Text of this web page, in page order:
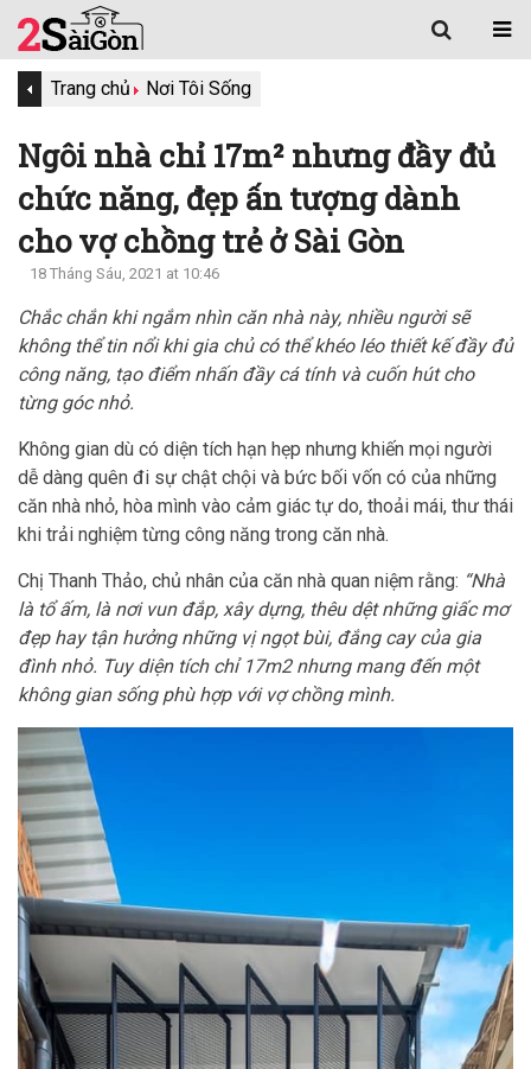
Trang chủ Nơi Tôi Sống
Ngôi nhà chỉ 17m² nhưng đầy đủ
chức năng, đẹp ấn tượng dành
cho vợ chồng trẻ ở Sài Gòn
18 Tháng Sáu, 2021 at 10:46
Chắc chắn khi ngắm nhìn căn nhà này, nhiều người sẽ
không thể tin nổi khi gia chủ có thể khéo léo thiết kế đầy đủ
công năng, tạo điểm nhấn đầy cá tính và cuốn hút cho
từng góc nhỏ.
Không gian dù có diện tích hạn hẹp nhưng khiến mọi người
dễ dàng quên đi sự chật chội và bức bối vốn có của những
căn nhà nhỏ, hòa mình vào cảm giác tự do, thoải mái, thư thái
khi trải nghiệm từng công năng trong căn nhà.
Chị Thanh Thảo, chủ nhân của căn nhà quan niệm rằng: “Nhà
là tổ ấm, là nơi vun đắp, xây dựng, thêu dệt những giấc mơ
đẹp hay tận hưởng những vị ngọt bùi, đắng cay của gia
đình nhỏ. Tuy diện tích chỉ 17m2 nhưng mang đến một
không gian sống phù hợp với vợ chồng mình.